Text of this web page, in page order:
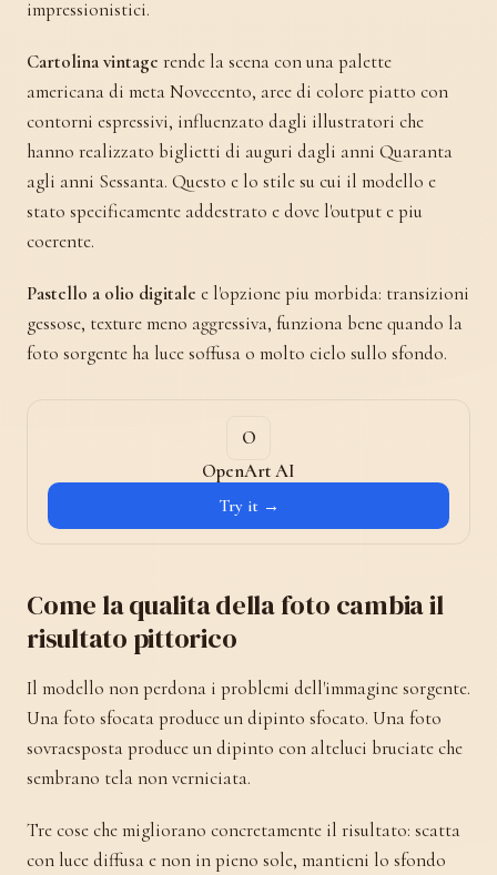
impressionistici.
Cartolina vintage rende la scena con una palette
americana di meta Novecento, aree di colore piatto con
contorni espressivi, influenzato dagli illustratori che
hanno realizzato biglietti di auguri dagli anni Quaranta
agli anni Sessanta. Questo e lo stile su cui il modello e
stato specificamente addestrato e dove l'output e piu
coerente.
Pastello a olio digitale e l'opzione piu morbida: transizioni
gessose, texture meno aggressiva, funziona bene quando la
foto sorgente ha luce soffusa o molto cielo sullo sfondo.
OpenArt AI
Try it →
Come la qualita della foto cambia il
risultato pittorico
Il modello non perdona i problemi dell'immagine sorgente.
Una foto sfocata produce un dipinto sfocato. Una foto
sovraesposta produce un dipinto con alteluci bruciate che
sembrano tela non verniciata.
Tre cose che migliorano concretamente il risultato: scatta
con luce diffusa e non in pieno sole, mantieni lo sfondo